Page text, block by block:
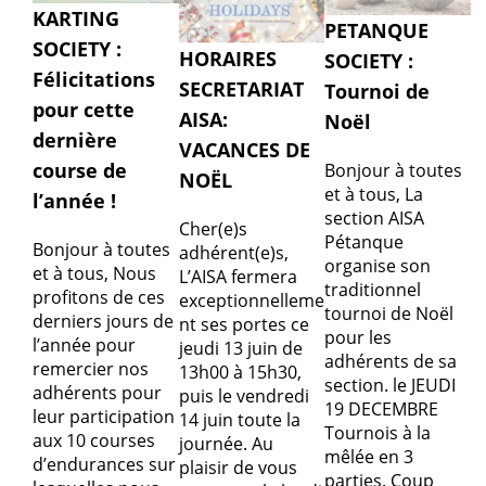
KARTING
SOCIETY :
Félicitations
pour cette
dernière
course de
l’année !
Bonjour à toutes
et à tous, Nous
profitons de ces
derniers jours de
l’année pour
remercier nos
adhérents pour
leur participation
aux 10 courses
d’endurances sur
HORAIRES
SECRETARIAT
AISA:
VACANCES DE
NOËL
Cher(e)s
adhérent(e)s,
L’AISA fermera
exceptionnelleme
nt ses portes ce
jeudi 13 juin de
13h00 à 15h30,
puis le vendredi
14 juin toute la
journée. Au
plaisir de vous
PETANQUE
SOCIETY :
Tournoi de
Noël
Bonjour à toutes
et à tous, La
section AISA
Pétanque
organise son
traditionnel
tournoi de Noël
pour les
adhérents de sa
section. le JEUDI
19 DECEMBRE
Tournois à la
mêlée en 3
parties. Coup